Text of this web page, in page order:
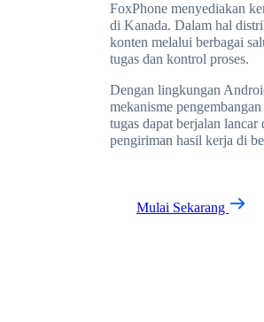
FoxPhone menyediakan
di Kanada. Dalam hal
konten melalui berbagai
tugas dan kontrol proses.
Dengan lingkungan
mekanisme
tugas dapat berjalan lancar
pengiriman hasil kerja di
Mulai Sekarang